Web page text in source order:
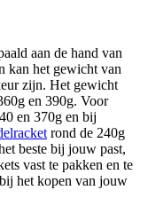
aan de hand van
kan het gewicht van
zijn. Het gewicht
en 390g. Voor
en 370g en bij
rond de 240g
beste bij jouw past,
vast te pakken en te
het kopen van jouw